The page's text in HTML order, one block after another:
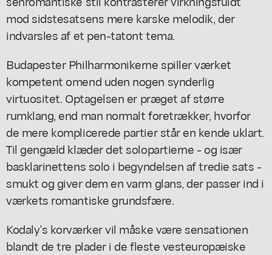
mod sidstesatsens mere karske melodik, der
indvarsles af et pen-tatont tema.
Budapester Philharmonikerne spiller værket
kompetent omend uden nogen synderlig
virtuositet. Optagelsen er præget af større
rumklang, end man normalt foretrækker, hvorfor
de mere komplicerede partier står en kende uklart.
Til gengæld klæder det solopartierne - og især
basklarinettens solo i begyndelsen af tredie sats -
smukt og giver dem en varm glans, der passer ind i
værkets romantiske grundsfære.
Kodaly's korværker vil måske være sensationen
blandt de tre plader i de fleste vesteuropæiske